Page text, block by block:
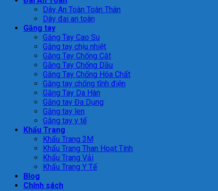
Dây An Toàn Toàn Thân
Dây đai an toàn
Găng tay
Găng Tay Cao Su
Găng tay chịu nhiệt
Găng Tay Chống Cắt
Găng Tay Chống Dầu
Găng Tay Chống Hóa Chất
Găng tay chống tĩnh điện
Găng Tay Da Hàn
Găng tay Đa Dụng
Găng tay len
Găng tay y tế
Khẩu Trang
Khẩu Trang 3M
Khẩu Trang Than Hoạt Tính
Khẩu Trang Vải
Khẩu Trang Y Tế
Blog
Chính sách